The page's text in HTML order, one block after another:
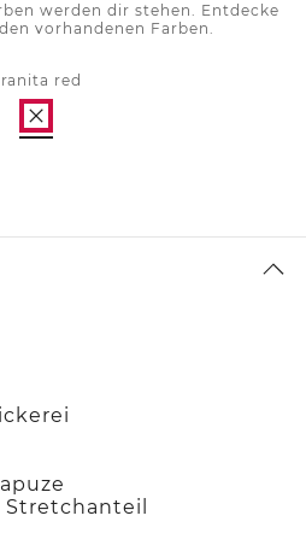
werden dir stehen. Entdecke
vorhandenen Farben.
red